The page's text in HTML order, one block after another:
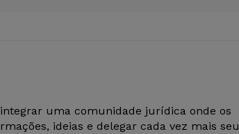
uma comunidade jurídica onde os
ideias e delegar cada vez mais seu